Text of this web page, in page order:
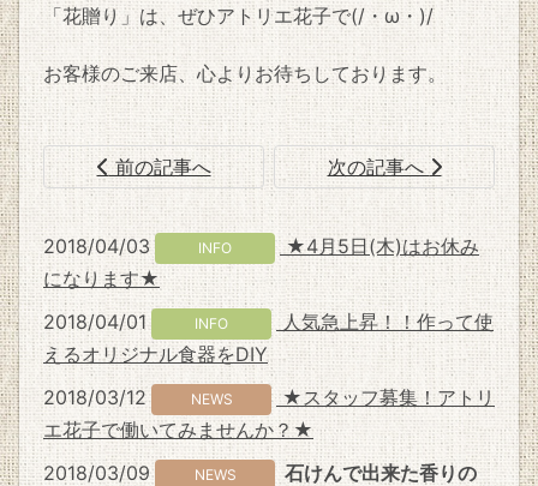
「花贈り」は、ぜひアトリエ花子で(/・ω・)/
お客様のご来店、心よりお待ちしております。
前の記事へ 次の記事へ
2018/04/03 INFO
★4月5日(木)はお休み
になります★
2018/04/01
INFO
人気急上昇！！作って使
えるオリジナル食器をDIY
2018/03/12
NEWS
★スタッフ募集！アトリ
エ花子で働いてみませんか？★
2018/03/09
NEWS
石けんで出来た香りの